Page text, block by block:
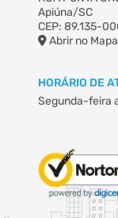
Apiúna/SC
CEP: 89.135-
Abrir no Mapa
HORÁRIO DE
Segunda-feira